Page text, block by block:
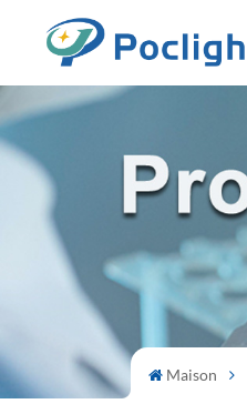
Maison